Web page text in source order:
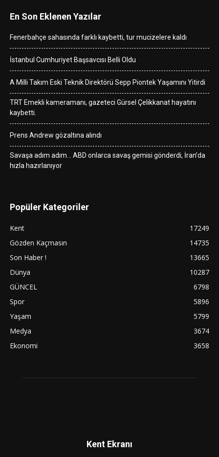
En Son Eklenen Yazılar
Fenerbahçe sahasında farklı kaybetti, tur mucizelere kaldı
İstanbul Cumhuriyet Başsavcısı Belli Oldu
A Milli Takım Eski Teknik Direktörü Sepp Piontek Yaşamını Yitirdi
TRT Emekli kameramanı, gazeteci Gürsel Çelikkanat hayatını
kaybetti.
Prens Andrew gözaltına alındı
Savaşa adım adım… ABD onlarca savaş gemisi gönderdi, İran’da
hızla hazırlanıyor
Popüler Kategoriler
Kent
17249
Gözden Kaçmasın
14735
Son Haber !
13665
Dünya
10287
GÜNCEL
6798
Spor
5896
Yaşam
5799
Medya
3674
Ekonomi
3658
Kent Ekranı